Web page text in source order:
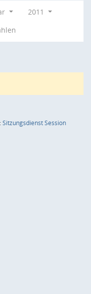
2011
SitzungsdienstSession(Wird in